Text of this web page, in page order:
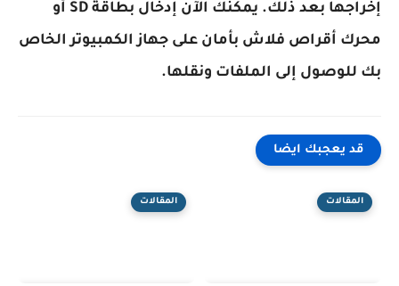
إخراجها بعد ذلك. يمكنك الآن إدخال بطاقة SD أو
محرك أقراص فلاش بأمان على جهاز الكمبيوتر الخاص
بك للوصول إلى الملفات ونقلها.
قد يعجبك ايضا
المقالات المقالات